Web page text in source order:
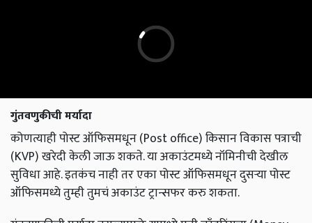
गुंतवणुकीची मर्यादा
कोणत्याही पोस्ट ऑफिसमधून (Post office) किसान विकास पत्राची
(KVP) खरेदी केली जाऊ शकते. या अकाउंटमध्ये नॉमिनीची देखील
सुविधा आहे. इतकंच नाही तर एका पोस्ट ऑफिसमधून दुसऱ्या पोस्ट
ऑफिसमध्ये तुम्ही तुमचं अकाउंट ट्रान्सफर करु शकता.